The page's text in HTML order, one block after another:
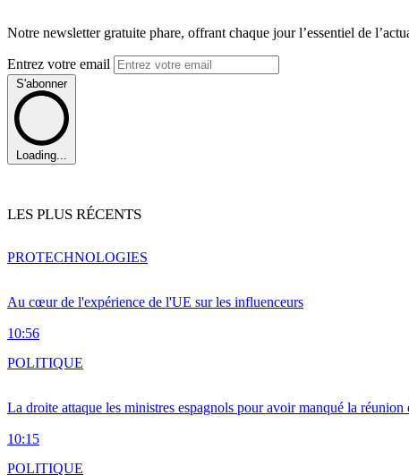
Notre newsletter gratuite phare, offrant chaque jour l’essentiel de
Entrez votre email
S'abonner
Loading...
LES PLUS RÉCENTS
Au cœur de l'expérience de l'UE sur les influenceurs
10:56
PROTECHNOLOGIES
La droite attaque les ministres espagnols pour avoir manqué la
10:15
POLITIQUE
POLITIQUE